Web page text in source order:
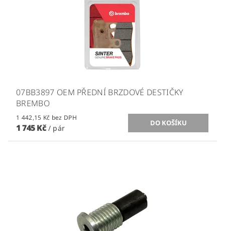
07BB3897 OEM PŘEDNÍ BRZDOVÉ DESTIČKY
BREMBO
1 442,15 Kč bez DPH
1 745 Kč / pár